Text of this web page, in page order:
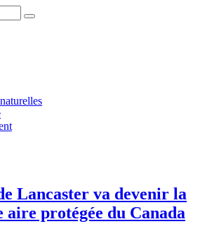
Lancaster va devenir la
aire protégée du Canada